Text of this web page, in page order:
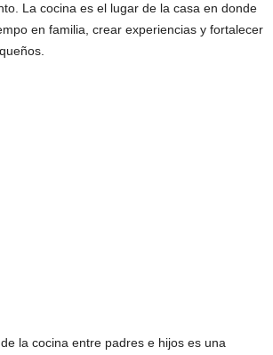
La cocina es el lugar de la casa en donde
en familia, crear experiencias y fortalecer
la cocina entre padres e hijos es una